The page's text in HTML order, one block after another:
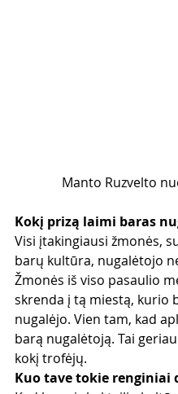
Manto Ruzvelto
Kokį prizą laimi baras
Visi įtakingiausi žmonės,
barų kultūra, nugalėtojo
Žmonės iš viso pasaulio
skrenda į tą miestą, kurio
nugalėjo. Vien tam, kad
barą nugalėtoją. Tai
kokį trofėjų.
Kuo tave tokie renginiai